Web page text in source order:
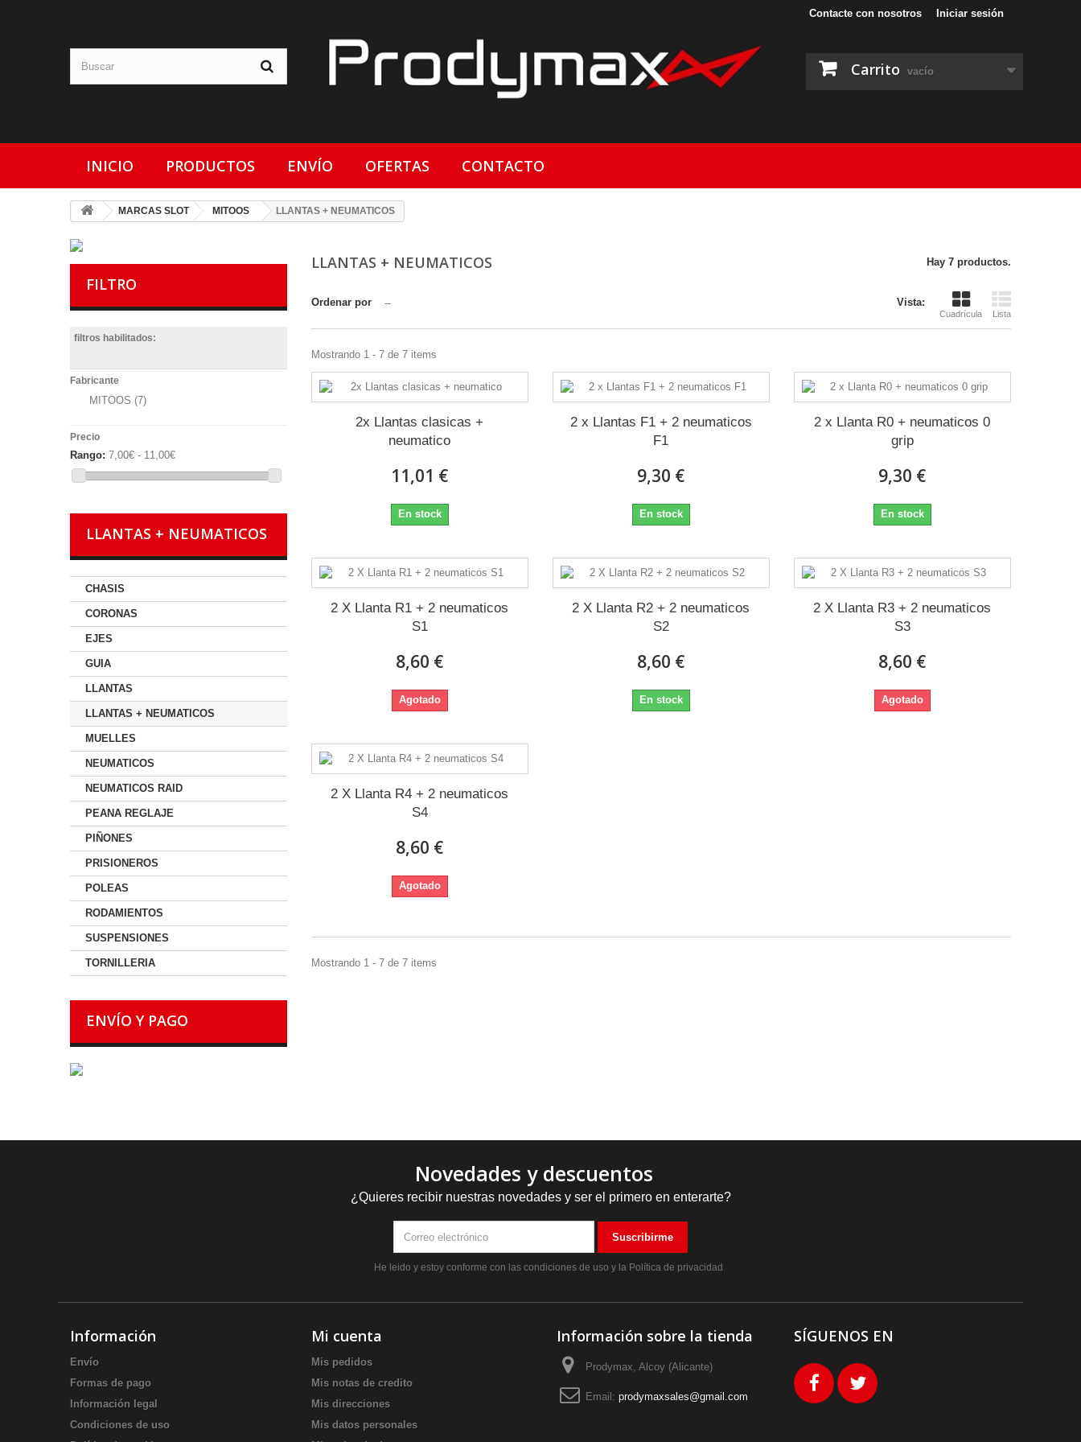
Iniciar sesión
Contacte con nosotros
Carrito vacío
INICIO PRODUCTOS ENVÍO OFERTAS CONTACTO
MARCAS SLOT MITOOS LLANTAS + NEUMATICOS
FILTRO
filtros habilitados:
Fabricante
MITOOS (7)
Precio
Rango: 7,00€ - 11,00€
LLANTAS + NEUMATICOS
CHASIS
CORONAS
EJES
GUIA
LLANTAS
LLANTAS + NEUMATICOS
MUELLES
NEUMATICOS
NEUMATICOS RAID
PEANA REGLAJE
PIÑONES
PRISIONEROS
POLEAS
RODAMIENTOS
SUSPENSIONES
TORNILLERIA
ENVÍO Y PAGO
LLANTAS + NEUMATICOS Hay 7 productos.
Vista:
Cuadrícula Lista
Ordenar por --
Mostrando 1 - 7 de 7 items
2x Llantas clasicas +
neumatico
11,01 €
En stock
2 x Llantas F1 + 2 neumaticos
F1
9,30 €
En stock
2 x Llanta R0 + neumaticos 0
grip
9,30 €
En stock
2 X Llanta R1 + 2 neumaticos
S1
8,60 €
Agotado
2 X Llanta R2 + 2 neumaticos
S2
8,60 €
En stock
2 X Llanta R3 + 2 neumaticos
S3
8,60 €
Agotado
2 X Llanta R4 + 2 neumaticos
S4
8,60 €
Agotado
Mostrando 1 - 7 de 7 items
Novedades y descuentos
¿Quieres recibir nuestras novedades y ser el primero en enterarte?
Suscribirme
He leido y estoy conforme con las condiciones de uso y la Política de privacidad
Información
Envío
Formas de pago
Información legal
Condiciones de uso
Mi cuenta
Mis pedidos
Mis notas de credito
Mis direcciones
Mis datos personales
Información sobre la tienda
Prodymax, Alcoy (Alicante)
Email: prodymaxsales@gmail.com
SÍGUENOS EN